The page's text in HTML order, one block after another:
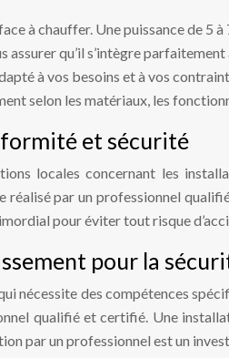
à chauffer. Une puissance de 5
assurer qu’il s’intègre
à vos besoins et à vos
selon les matériaux, les
et sécurité
locales concernant les
réalisé par un professionnel
pour éviter tout risque
pour la
nécessite des compétences
qualifié et certifié. Une
par un professionnel est un